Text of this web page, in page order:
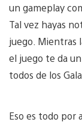
un gameplay
Tal vez hayas
juego. Mientras
el juego te da
todos de los
Eso es todo por